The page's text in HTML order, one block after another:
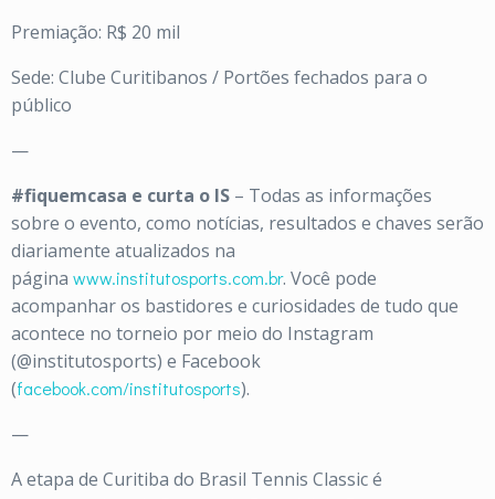
Premiação: R$ 20 mil
Sede: Clube Curitibanos / Portões fechados para o
público
—
#fiquemcasa e curta o IS – Todas as informações
sobre o evento, como notícias, resultados e chaves serão
diariamente atualizados na
página www.institutosports.com.br. Você pode
acompanhar os bastidores e curiosidades de tudo que
acontece no torneio por meio do Instagram
(@institutosports) e Facebook
(facebook.com/institutosports).
—
A etapa de Curitiba do Brasil Tennis Classic é